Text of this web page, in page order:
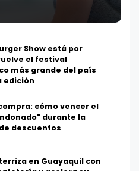
Show está por
el festival
más grande del país
edición
cómo vencer el
durante la
descuentos
en Guayaquil con